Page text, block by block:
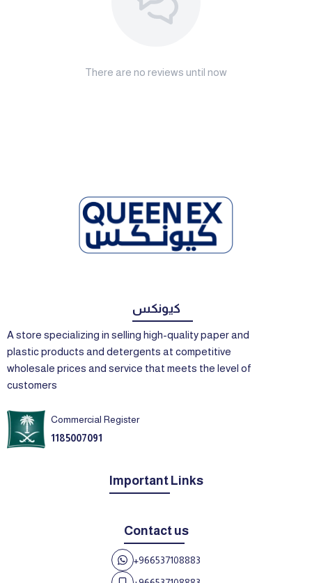
There are no reviews until now
كيونكس
A store specializing in selling high-quality paper and
plastic products and detergents at competitive
wholesale prices and service that meets the level of
customers
Commercial Register
1185007091
Important Links
Contact us
+966537108883